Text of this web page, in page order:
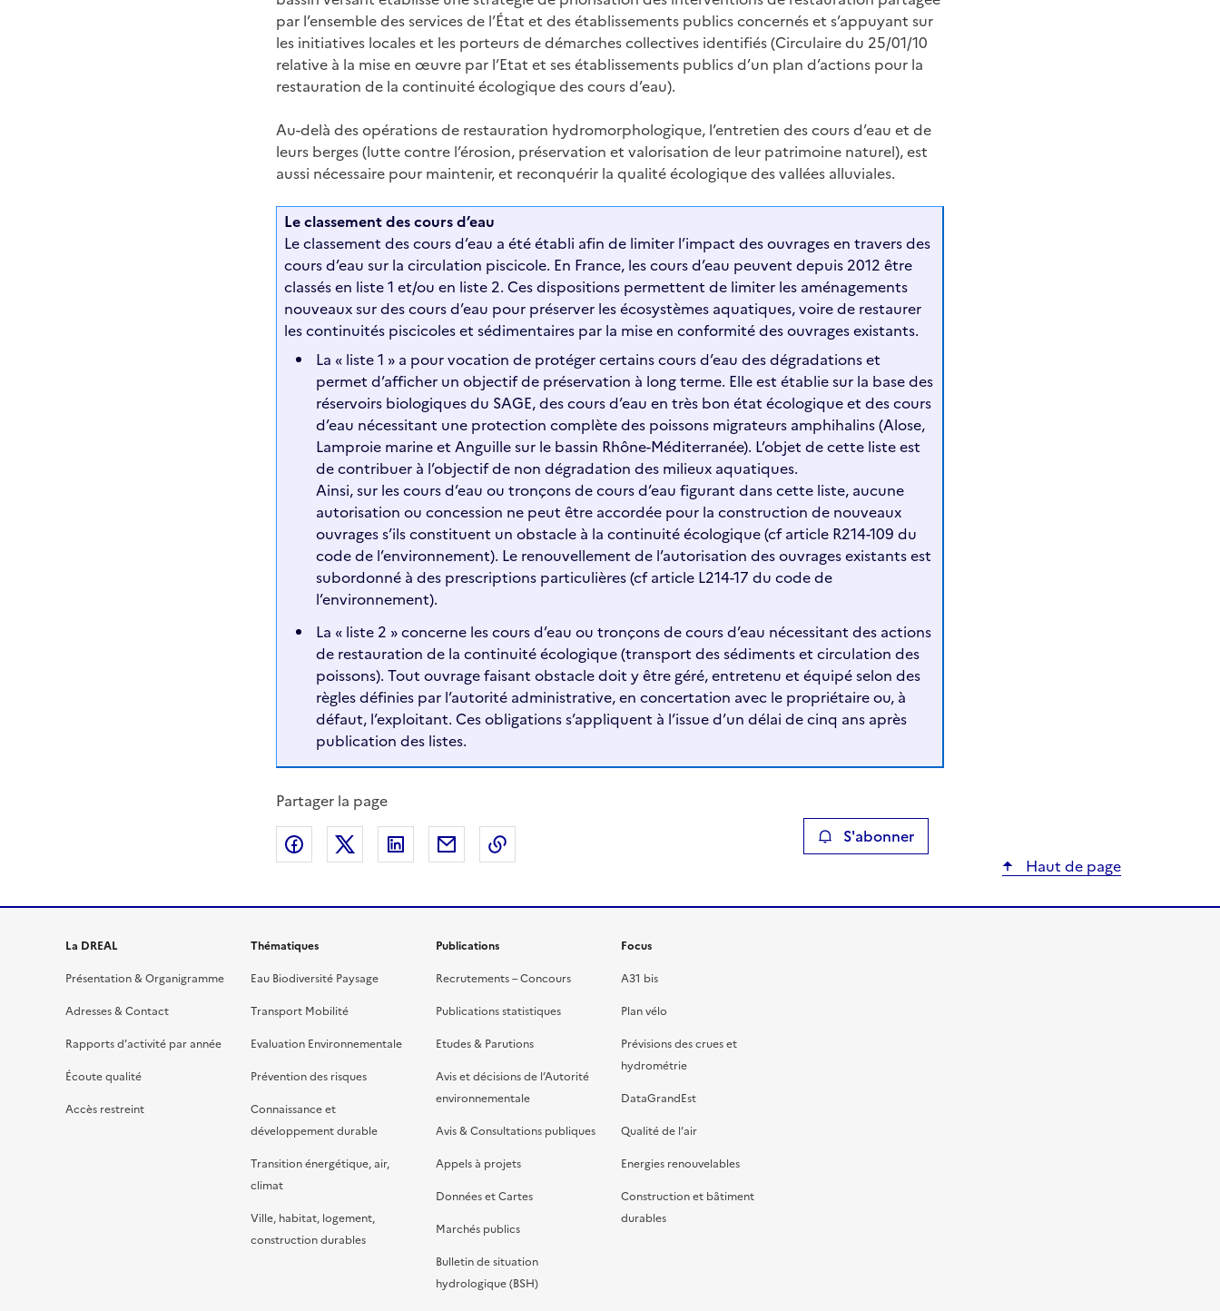
par l’ensemble des services de l’État et des établissements publics concernés et s’appuyant sur
les initiatives locales et les porteurs de démarches collectives identifiés (Circulaire du 25/01/10
relative à la mise en œuvre par l’Etat et ses établissements publics d’un plan d’actions pour la
restauration de la continuité écologique des cours d’eau).
Au-delà des opérations de restauration hydromorphologique, l’entretien des cours d’eau et de
leurs berges (lutte contre l’érosion, préservation et valorisation de leur patrimoine naturel), est
aussi nécessaire pour maintenir, et reconquérir la qualité écologique des vallées alluviales.
Le classement des cours d’eau
Le classement des cours d’eau a été établi afin de limiter l’impact des ouvrages en travers des
cours d’eau sur la circulation piscicole. En France, les cours d’eau peuvent depuis 2012 être
classés en liste 1 et/ou en liste 2. Ces dispositions permettent de limiter les aménagements
nouveaux sur des cours d’eau pour préserver les écosystèmes aquatiques, voire de restaurer
les continuités piscicoles et sédimentaires par la mise en conformité des ouvrages existants.
La « liste 1 » a pour vocation de protéger certains cours d’eau des dégradations et
permet d’afficher un objectif de préservation à long terme. Elle est établie sur la base des
réservoirs biologiques du SAGE, des cours d’eau en très bon état écologique et des cours
d’eau nécessitant une protection complète des poissons migrateurs amphihalins (Alose,
Lamproie marine et Anguille sur le bassin Rhône-Méditerranée). L’objet de cette liste est
de contribuer à l’objectif de non dégradation des milieux aquatiques.
Ainsi, sur les cours d’eau ou tronçons de cours d’eau figurant dans cette liste, aucune
autorisation ou concession ne peut être accordée pour la construction de nouveaux
ouvrages s’ils constituent un obstacle à la continuité écologique (cf article R214-109 du
code de l’environnement). Le renouvellement de l’autorisation des ouvrages existants est
subordonné à des prescriptions particulières (cf article L214-17 du code de
l’environnement).
La « liste 2 » concerne les cours d’eau ou tronçons de cours d’eau nécessitant des actions
de restauration de la continuité écologique (transport des sédiments et circulation des
poissons). Tout ouvrage faisant obstacle doit y être géré, entretenu et équipé selon des
règles définies par l’autorité administrative, en concertation avec le propriétaire ou, à
défaut, l’exploitant. Ces obligations s’appliquent à l’issue d’un délai de cinq ans après
publication des listes.
Partager la page
Partager sur Facebook
Partager sur XPartager sur LinkedIn
Partager par emailCopier le lien de la page dans le presse-papier S'abonner
Haut de page
La DREAL
Présentation & Organigramme
Adresses & Contact
Rapports d’activité par année
Écoute qualité
Accès restreint
Thématiques
Eau Biodiversité Paysage
Transport Mobilité
Evaluation Environnementale
Prévention des risques
Connaissance et
développement durable
Transition énergétique, air,
climat
Ville, habitat, logement,
construction durables
Publications
Recrutements – Concours
Publications statistiques
Etudes & Parutions
Avis et décisions de l’Autorité
environnementale
Avis & Consultations publiques
Appels à projets
Données et Cartes
Marchés publics
Bulletin de situation
hydrologique (BSH)
Focus
A31 bis
Plan vélo
Prévisions des crues et
hydrométrie
DataGrandEst
Qualité de l’air
Energies renouvelables
Construction et bâtiment
durables